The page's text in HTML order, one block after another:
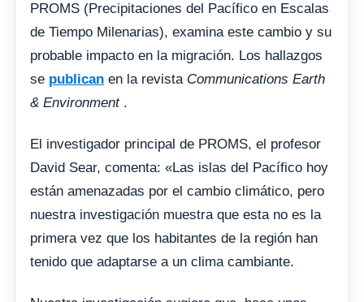
PROMS (Precipitaciones del Pacífico en Escalas
de Tiempo Milenarias), examina este cambio y su
probable impacto en la migración. Los hallazgos
se publican en la revista Communications Earth
& Environment.
El investigador principal de PROMS, el profesor
David Sear, comenta: «Las islas del Pacífico hoy
están amenazadas por el cambio climático, pero
nuestra investigación muestra que esta no es la
primera vez que los habitantes de la región han
tenido que adaptarse a un clima cambiante.